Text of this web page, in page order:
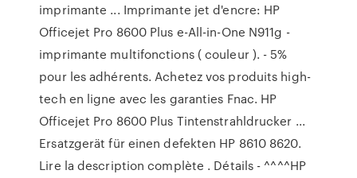
imprimante ... Imprimante jet d'encre: HP
Officejet Pro 8600 Plus e-All-in-One N911g -
imprimante multifonctions ( couleur ). - 5%
pour les adhérents. Achetez vos produits high-
tech en ligne avec les garanties Fnac. HP
Officejet Pro 8600 Plus Tintenstrahldrucker ...
Ersatzgerät für einen defekten HP 8610 8620.
Lire la description complète . Détails - ^^^^HP